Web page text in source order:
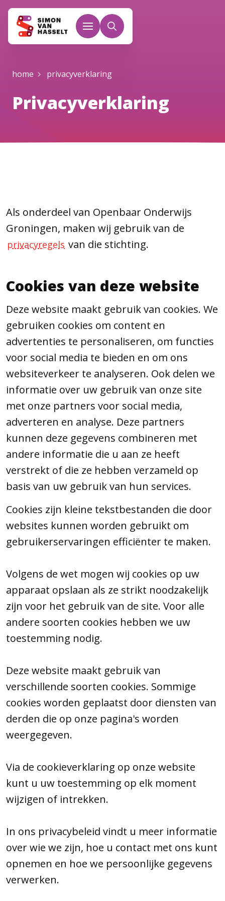
Overslaan en naar de inhoud gaan
Kruimelpad
home privacyverklaring
Privacyverklaring
Als onderdeel van Openbaar Onderwijs
Groningen, maken wij gebruik van de
privacyregels van die stichting.
Cookies van deze website
Deze website maakt gebruik van cookies. We
gebruiken cookies om content en
advertenties te personaliseren, om functies
voor social media te bieden en om ons
websiteverkeer te analyseren. Ook delen we
informatie over uw gebruik van onze site
met onze partners voor social media,
adverteren en analyse. Deze partners
kunnen deze gegevens combineren met
andere informatie die u aan ze heeft
verstrekt of die ze hebben verzameld op
basis van uw gebruik van hun services.
Cookies zijn kleine tekstbestanden die door
websites kunnen worden gebruikt om
gebruikerservaringen efficiënter te maken.
Volgens de wet mogen wij cookies op uw
apparaat opslaan als ze strikt noodzakelijk
zijn voor het gebruik van de site. Voor alle
andere soorten cookies hebben we uw
toestemming nodig.
Deze website maakt gebruik van
verschillende soorten cookies. Sommige
cookies worden geplaatst door diensten van
derden die op onze pagina's worden
weergegeven.
Via de cookieverklaring op onze website
kunt u uw toestemming op elk moment
wijzigen of intrekken.
In ons privacybeleid vindt u meer informatie
over wie we zijn, hoe u contact met ons kunt
opnemen en hoe we persoonlijke gegevens
verwerken.